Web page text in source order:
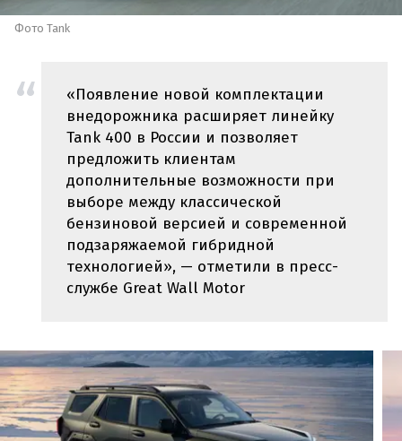
Фото Tank
«Появление новой комплектации
внедорожника расширяет линейку
Tank 400 в России и позволяет
предложить клиентам
дополнительные возможности при
выборе между классической
бензиновой версией и современной
подзаряжаемой гибридной
технологией», — отметили в пресс-
службе Great Wall Motor